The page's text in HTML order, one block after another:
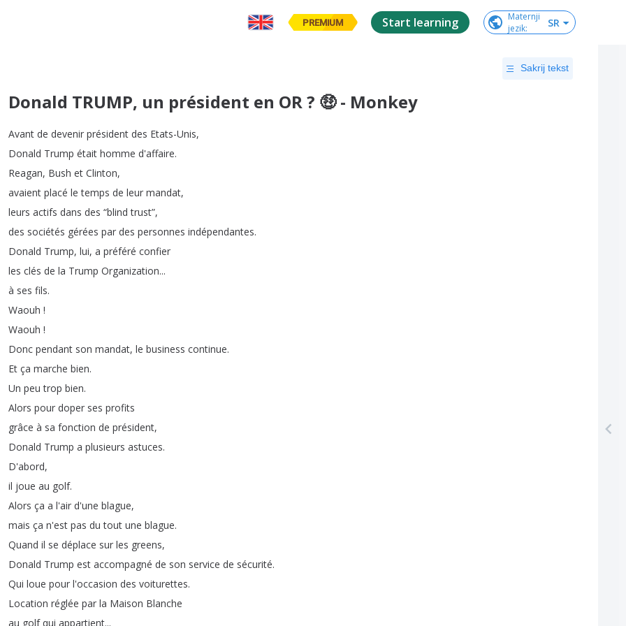
PREMIUM Start learning
Maternji
jezik: SR
Sakrij tekst
Donald TRUMP, un président en OR ? 🤑 - Monkey
Avant de devenir président des Etats-Unis,
Donald Trump était homme d'affaire.
Reagan, Bush et Clinton,
avaient placé le temps de leur mandat,
leurs actifs dans des “blind trust”,
des sociétés gérées par des personnes indépendantes.
Donald Trump, lui, a préféré confier
les clés de la Trump Organization...
à ses fils.
Waouh !
Waouh !
Donc pendant son mandat, le business continue.
Et ça marche bien.
Un peu trop bien.
Alors pour doper ses profits
grâce à sa fonction de président,
Donald Trump a plusieurs astuces.
D'abord,
il joue au golf.
Alors ça a l'air d'une blague,
mais ça n'est pas du tout une blague.
Quand il se déplace sur les greens,
Donald Trump est accompagné de son service de sécurité.
Qui loue pour l'occasion des voiturettes.
Location réglée par la Maison Blanche
au golf qui appartient...